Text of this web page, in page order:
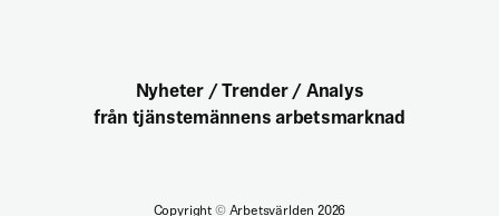
Nyheter / Trender / Analys
från tjänstemännens arbetsmarknad
Copyright ©Arbetsvärlden 2026